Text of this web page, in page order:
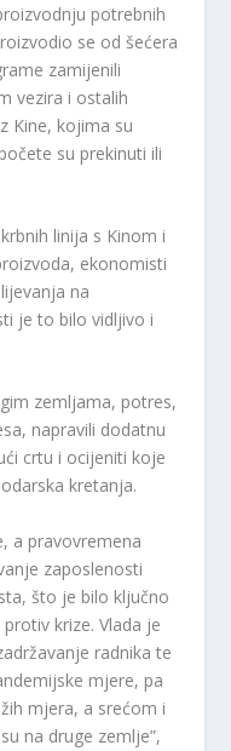
potrebnih
se od šećera
zamijenili
vezira i ostalih
Kine, kojima su
su prekinuti ili
linija s Kinom i
ekonomisti
na
je to bilo vidljivo i
zemljama, potres,
napravili dodatnu
crtu i ocijeniti koje
kretanja.
a pravovremena
zaposlenosti
što je bilo ključno
krize. Vlada je
radnika te
mjere, pa
mjera, a srećom i
na druge zemlje”,